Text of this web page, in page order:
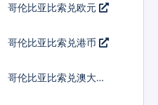
哥伦比亚比索兑欧元
哥伦比亚比索兑港币
哥伦比亚比索兑澳大利